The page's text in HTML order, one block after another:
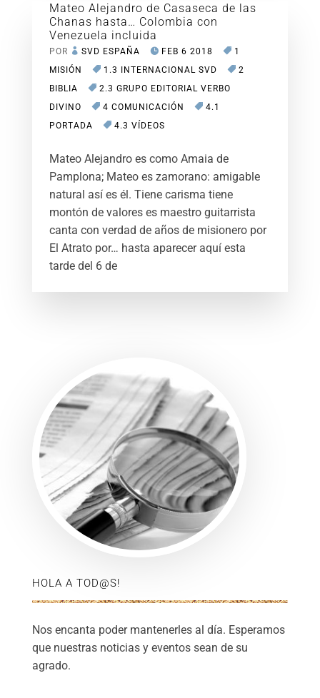
Mateo Alejandro de Casaseca de las
Chanas hasta… Colombia con
Venezuela incluida
POR SVD ESPAÑA FEB 6 2018
1
MISIÓN
1.3 INTERNACIONAL SVD
2
BIBLIA
2.3 GRUPO EDITORIAL VERBO
DIVINO
4 COMUNICACIÓN
4.1
PORTADA
4.3 VÍDEOS
Mateo Alejandro es como Amaia de
Pamplona; Mateo es zamorano: amigable
natural así es él. Tiene carisma tiene
montón de valores es maestro guitarrista
canta con verdad de años de misionero por
El Atrato por… hasta aparecer aquí esta
tarde del 6 de
HOLA A TOD@S!
Nos encanta poder mantenerles al día. Esperamos
que nuestras noticias y eventos sean de su
agrado.